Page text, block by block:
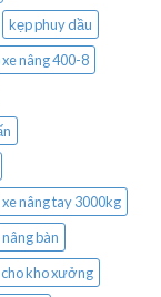
kẹp phuy dầu
nâng 400-8
nâng tay 3000kg
nâng bàn
kho xưởng